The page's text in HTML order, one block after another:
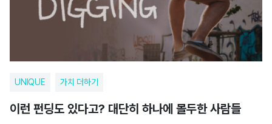
UNIQUE 가치 더하기
이런 펀딩도 있다고? 대단히 하나에 몰두한 사람들